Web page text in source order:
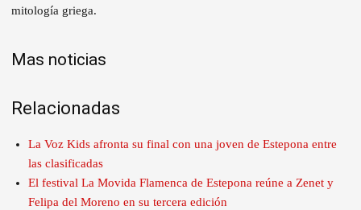
mitología griega.
Mas noticias
Relacionadas
La Voz Kids afronta su final con una joven de Estepona entre
las clasificadas
El festival La Movida Flamenca de Estepona reúne a Zenet y
Felipa del Moreno en su tercera edición